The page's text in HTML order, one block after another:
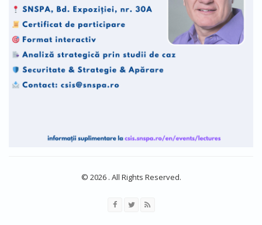
© 2026 . All Rights Reserved.